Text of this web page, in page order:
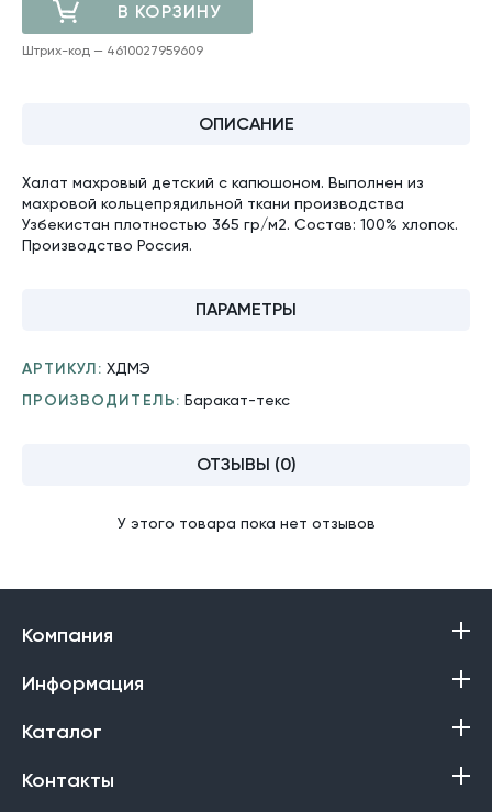
Штрих-код — 4610027959609
В КОРЗИНУ
ДОБАВЛЕНО
ОПИСАНИЕ
Халат махровый детский с капюшоном. Выполнен из
махровой кольцепрядильной ткани производства
Узбекистан плотностью 365 гр/м2. Состав: 100% хлопок.
Производство Россия.
ПАРАМЕТРЫ
АРТИКУЛ: ХДМЭ
ПРОИЗВОДИТЕЛЬ: Баракат-текс
ОТЗЫВЫ (0)
У этого товара пока нет отзывов
Компания
Информация
Каталог
Контакты